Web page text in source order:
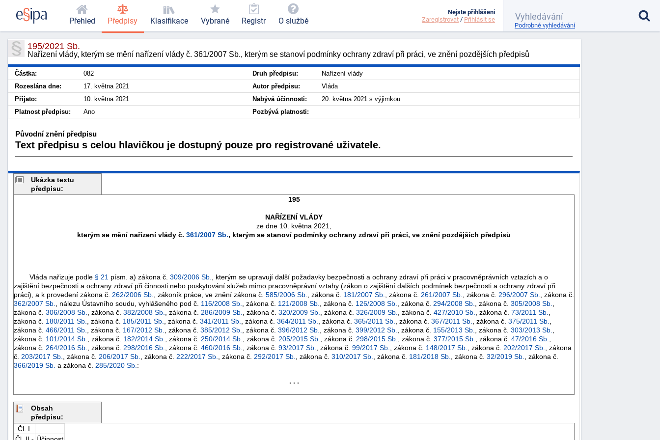
195/2021 Sb.
Nařízení vlády, kterým se mění nařízení vlády č. 361/2007 Sb., kterým se stanoví podmínky ochrany zdraví při práci, ve znění pozdějších předpisů
Částka: 082 Druh předpisu:
Nařízení vlády
Rozeslána dne:
17. května 2021 Autor předpisu:
Vláda
Přijato:
10. května 2021 Nabývá účinnosti:
20. května 2021 s výjimkou
Platnost předpisu:
Ano Pozbývá platnosti:
Původní znění předpisu
Text předpisu s celou hlavičkou je dostupný pouze pro registrované uživatele.
Ukázka textu
předpisu:
195
NAŘÍZENÍ VLÁDY
ze dne 10. května 2021,
kterým se mění nařízení vlády č. 361/2007 Sb., kterým se stanoví podmínky ochrany zdraví při práci, ve znění pozdějších předpisů
Vláda nařizuje podle § 21 písm. a) zákona č. 309/2006 Sb.
, kterým se upravují další požadavky bezpečnosti a ochrany zdraví při práci v pracovněprávních vztazích a o
zajištění bezpečnosti a ochrany zdraví při činnosti nebo poskytování služeb mimo pracovněprávní vztahy (zákon o zajištění dalších podmínek bezpečnosti a ochrany zdraví při
práci), a k provedení zákona č. 262/2006 Sb. , zákoník práce, ve znění zákona č. 585/2006 Sb. , zákona č. 181/2007 Sb. , zákona č. 261/2007 Sb. , zákona č. 296/2007 Sb.
, zákona č.
362/2007 Sb.
, nálezu Ústavního soudu, vyhlášeného pod č. 116/2008 Sb. , zákona č. 121/2008 Sb. , zákona č. 126/2008 Sb. , zákona č. 294/2008 Sb. , zákona č. 305/2008 Sb.
zákona č. 306/2008 Sb. , zákona č. 382/2008 Sb. , zákona č. 286/2009 Sb. , zákona č. 320/2009 Sb. , zákona č. 326/2009 Sb. , zákona č. 427/2010 Sb. , zákona č. 73/2011 Sb.
zákona č. 180/2011 Sb. , zákona č. 185/2011 Sb. , zákona č. 341/2011 Sb. , zákona č. 364/2011 Sb. , zákona č. 365/2011 Sb. , zákona č. 367/2011 Sb. , zákona č. 375/2011 Sb.
zákona č. 466/2011 Sb. , zákona č. 167/2012 Sb. , zákona č. 385/2012 Sb. , zákona č. 396/2012 Sb. , zákona č. 399/2012 Sb. , zákona č. 155/2013 Sb. , zákona č. 303/2013 Sb.
zákona č. 101/2014 Sb. , zákona č. 182/2014 Sb. , zákona č. 250/2014 Sb. , zákona č. 205/2015 Sb. , zákona č. 298/2015 Sb. , zákona č. 377/2015 Sb. , zákona č. 47/2016 Sb.
zákona č. 264/2016 Sb. , zákona č. 298/2016 Sb. , zákona č. 460/2016 Sb. , zákona č. 93/2017 Sb. , zákona č. 99/2017 Sb. , zákona č. 148/2017 Sb. , zákona č. 202/2017 Sb.
, zákona
č. 203/2017 Sb. , zákona č. 206/2017 Sb. , zákona č. 222/2017 Sb. , zákona č. 292/2017 Sb. , zákona č. 310/2017 Sb. , zákona č. 181/2018 Sb. , zákona č. 32/2019 Sb.
, zákona č.
366/2019 Sb. a zákona č. 285/2020 Sb. :
. . .
Obsah
předpisu:
Čl. I
Přehled Předpisy Klasifikace Vybrané Registr O službě
Nejste přihlášeni
Zaregistrovat / Přihlásit se
Podrobné vyhledávání